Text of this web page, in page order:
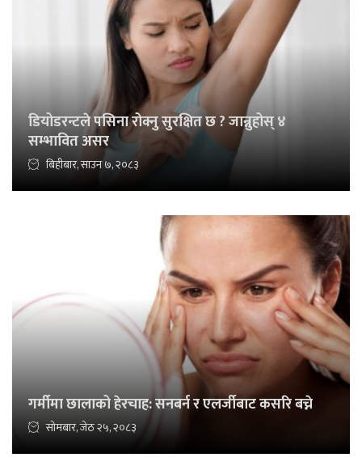
डियोडरन्टले पसिना रोक्नु सुरक्षित छ ? जान्नुहोस् ४
सम्भावित असर
बिहीबार, साउन ७, २०८३
गर्मीमा छालाको हेरचाह: सनबर्न र एलर्जीबाट कसरि बच्ने
सोमबार, जेठ २५, २०८३